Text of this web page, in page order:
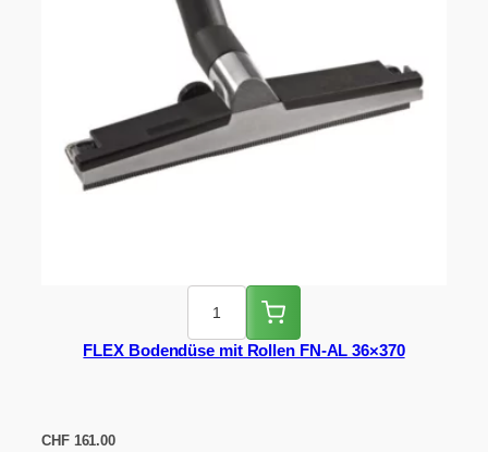
FLEX Bodendüse mit Rollen FN-AL 36×370
CHF161.00